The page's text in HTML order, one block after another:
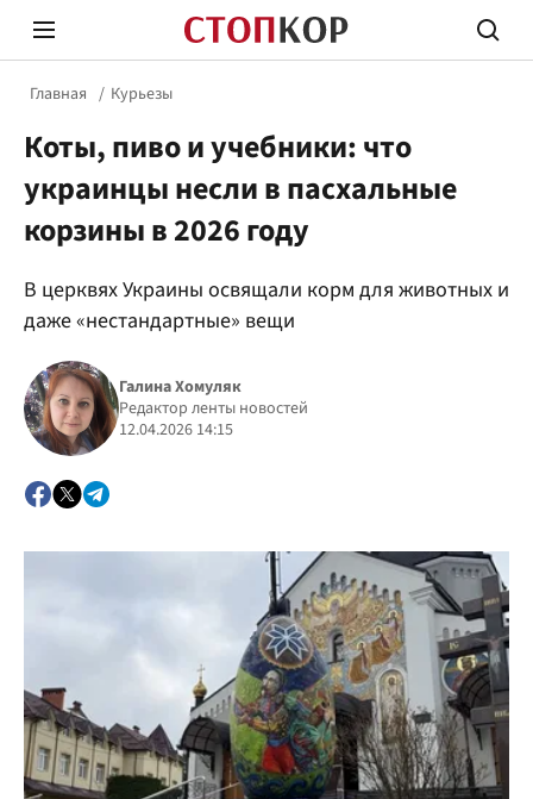
Политика
Главная Курьезы
Коты, пиво и учебники: что
украинцы несли в пасхальные
корзины в 2026 году
В церквях Украины освящали корм для животных и
даже «нестандартные» вещи
Галина Хомуляк
Редактор ленты новостей
12.04.2026 14:15